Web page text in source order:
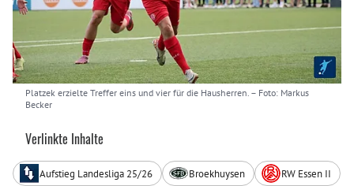
Platzek erzielte Treffer eins und vier für die Hausherren. – Foto: Markus
Becker
Verlinkte Inhalte
Aufstieg Landesliga 25/26 Broekhuysen RW Essen II